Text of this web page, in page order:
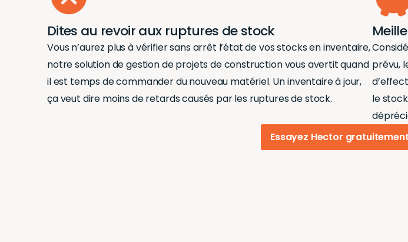
Dites au revoir aux ruptures de stock
Vous n’aurez plus à vérifier sans arrêt l’état de vos stocks en inventaire,
notresolution de gestion de projets de constructionvous avertit quand
il est temps de commander du nouveau matériel. Un inventaire à jour,
ça veut dire moins de retards causés par les ruptures de stock.
prévu,
le
Essayez Hector gratuitement